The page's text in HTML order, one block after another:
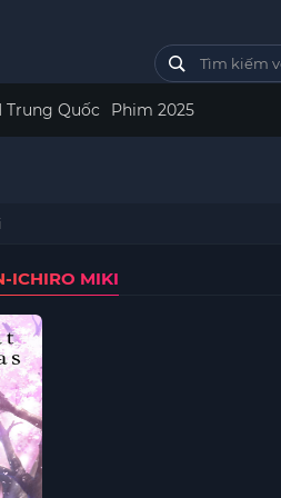
Trung Quốc Phim 2025
ICHIRO MIKI